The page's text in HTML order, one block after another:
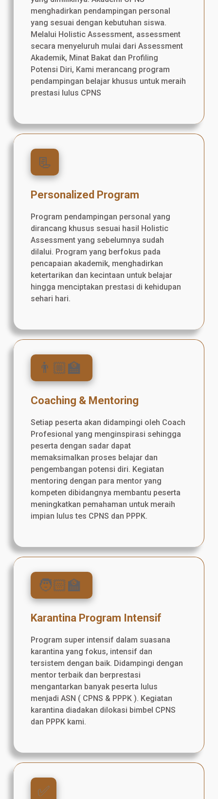
menghadirkan pendampingan personal
yang sesuai dengan kebutuhan siswa.
Melalui Holistic Assessment, assessment
secara menyeluruh mulai dari Assessment
Akademik, Minat Bakat dan Profiling
Potensi Diri, Kami merancang program
pendampingan belajar khusus untuk meraih
prestasi lulus CPNS
📃
Personalized Program
Program pendampingan personal yang
dirancang khusus sesuai hasil Holistic
Assessment yang sebelumnya sudah
dilalui. Program yang berfokus pada
pencapaian akademik, menghadirkan
ketertarikan dan kecintaan untuk belajar
hingga menciptakan prestasi di kehidupan
sehari hari.
👨🏼‍🏫
Coaching & Mentoring
Setiap peserta akan didampingi oleh Coach
Profesional yang menginspirasi sehingga
peserta dengan sadar dapat
memaksimalkan proses belajar dan
pengembangan potensi diri. Kegiatan
mentoring dengan para mentor yang
kompeten dibidangnya membantu peserta
meningkatkan pemahaman untuk meraih
impian lulus tes CPNS dan PPPK.
🧑🏻‍🏫
Karantina Program Intensif
Program super intensif dalam suasana
karantina yang fokus, intensif dan
tersistem dengan baik. Didampingi dengan
mentor terbaik dan berprestasi
mengantarkan banyak peserta lulus
menjadi ASN ( CPNS & PPPK ). Kegiatan
karantina diadakan dilokasi bimbel CPNS
dan PPPK kami.
✅️